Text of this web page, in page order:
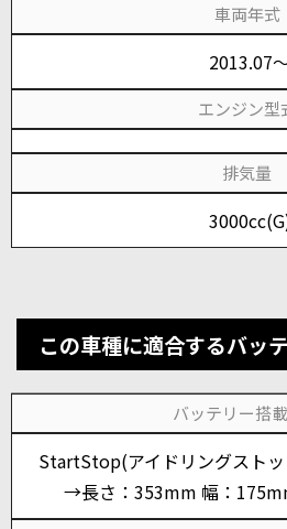
車両年式
2013.07
エンジン型
排気量
この車種に適合するバッ
バッテリー搭
StartStop(アイドリングスト
→長さ：353mm 幅：